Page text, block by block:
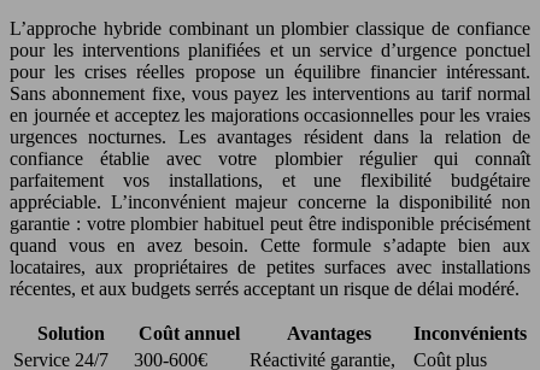
L’approche hybride combinant un plombier classique de confiance
pour les interventions planifiées et un service d’urgence ponctuel
pour les crises réelles propose un équilibre financier intéressant.
Sans abonnement fixe, vous payez les interventions au tarif normal
en journée et acceptez les majorations occasionnelles pour les vraies
urgences nocturnes. Les avantages résident dans la relation de
confiance établie avec votre plombier régulier qui connaît
parfaitement vos installations, et une flexibilité budgétaire
appréciable. L’inconvénient majeur concerne la disponibilité non
garantie : votre plombier habituel peut être indisponible précisément
quand vous en avez besoin. Cette formule s’adapte bien aux
locataires, aux propriétaires de petites surfaces avec installations
récentes, et aux budgets serrés acceptant un risque de délai modéré.
Solution Coût annuel Avantages
Inconvénients
Service 24/7
300-600€
Réactivité garantie,
Coût plus